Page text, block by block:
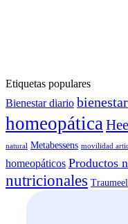
Etiquetas populares
Bienestar diario
homeopática
natural Metabessens movilidad
homeopáticos Productos
nutricionales Traumeel